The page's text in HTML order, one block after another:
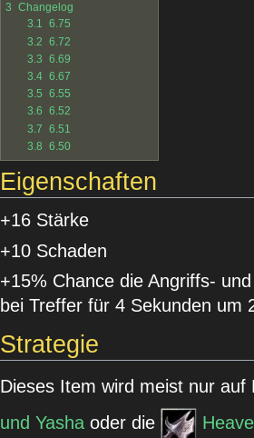
3 Changelog
3.1 6.75
3.2 6.72
3.3 6.69
3.4 6.67
3.5 6.55
3.6 6.52
3.7 6.51
3.8 6.50
Eigenschaften
+16 Stärke
+10 Schaden
+15% Chance die Angriffs-
bei Treffer für 4 Sekunden um
Strategie
Dieses Item wird meist nur
und Yasha oder die